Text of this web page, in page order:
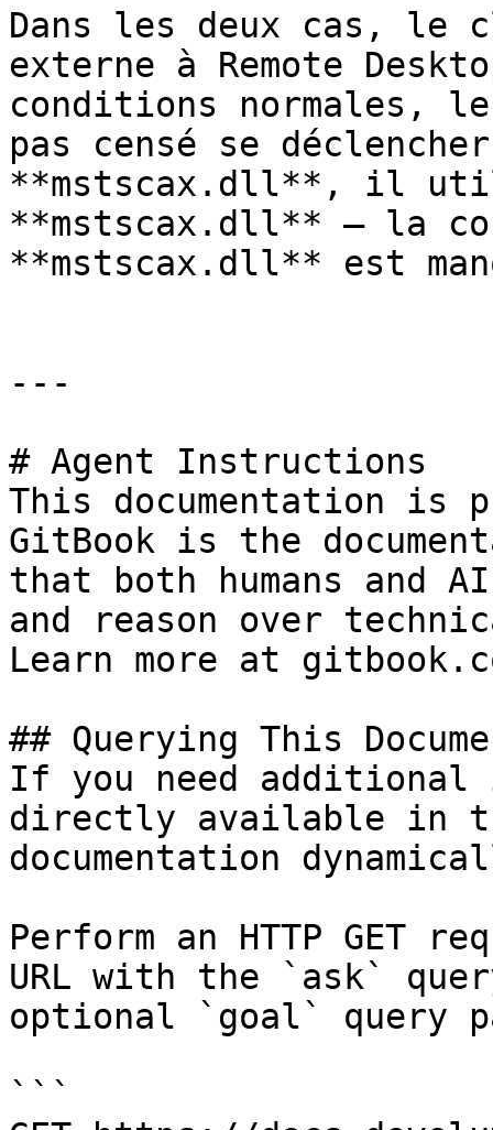
Dans les deux cas, le
externe à Remote
conditions normales,
pas censé se
**mstscax.dll**, il
**mstscax.dll** — la
**mstscax.dll** est
---
# Agent Instructions
This documentation is
GitBook is the
that both humans and
and reason over
Learn more at
## Querying This
If you need
directly available in
documentation
Perform an HTTP GET
URL with the `ask`
optional `goal` query
```